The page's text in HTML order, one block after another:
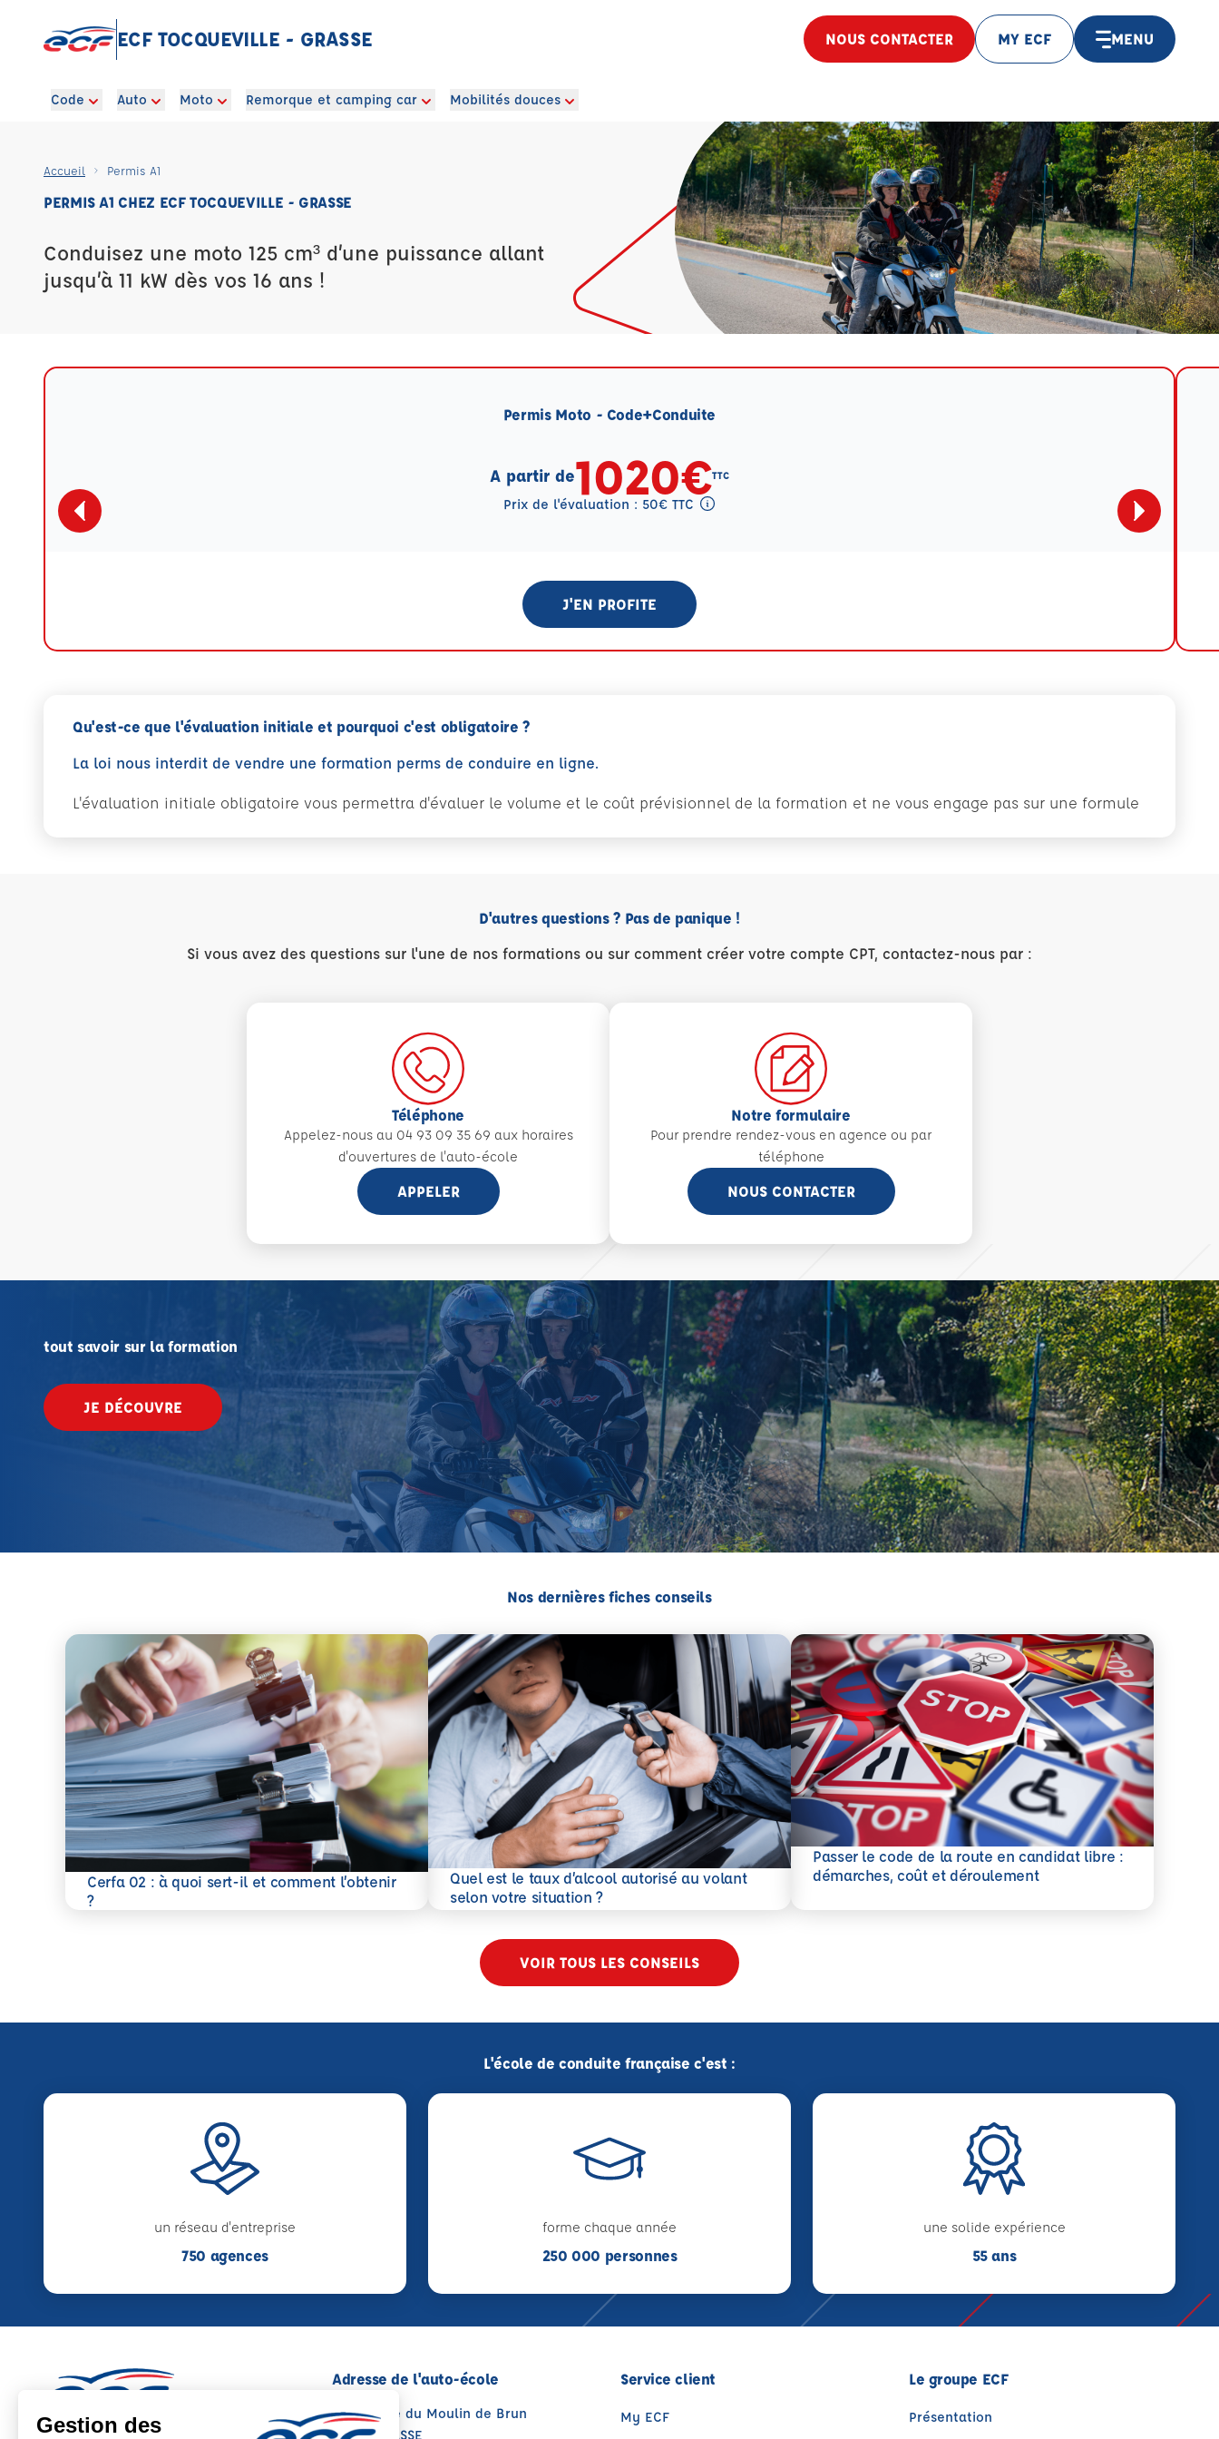
ECF TOCQUEVILLE - GRASSE NOUS CONTACTER MY ECF MENU
Code Auto Moto Remorque et camping car Mobilités douces
Accueil Permis A1
PERMIS A1 CHEZ ECF TOCQUEVILLE - GRASSE
Conduisez une moto 125 cm³ d’une puissance allant
jusqu’à 11 kW dès vos 16 ans !
Permis Moto - Code+Conduite
A partir de1020€TTC
Prix de l'évaluation : 50€ TTC
J'EN PROFITE
Qu'est-ce que l'évaluation initiale et pourquoi c'est obligatoire ?
La loi nous interdit de vendre une formation perms de conduire en ligne.
L'évaluation initiale obligatoire vous permettra d'évaluer le volume et le coût prévisionnel de la formation et ne vous engage pas sur une formule
D'autres questions ? Pas de panique !
Si vous avez des questions sur l'une de nos formations ou sur comment créer votre compte CPT, contactez-nous par :
Téléphone
Appelez-nous au 04 93 09 35 69 aux horaires
d'ouvertures de l'auto-école
APPELER
Notre formulaire
Pour prendre rendez-vous en agence ou par
téléphone
NOUS CONTACTER
tout savoir sur la formation
JE DÉCOUVRE
Nos dernières fiches conseils
Cerfa 02 : à quoi sert-il et comment l’obtenir
?
En savoir plus
Quel est le taux d’alcool autorisé au volant
selon votre situation ?
En savoir plus
Passer le code de la route en candidat libre :
démarches, coût et déroulement
En savoir plus
VOIR TOUS LES CONSEILS
L'école de conduite française c'est :
un réseau d'entreprise
750 agences
forme chaque année
250 000 personnes
une solide expérience
55 ans
Adresse de l'auto-école
5, Traverse du Moulin de Brun
06130 GRASSE
Service client
My ECF
Le groupe ECF
Présentation